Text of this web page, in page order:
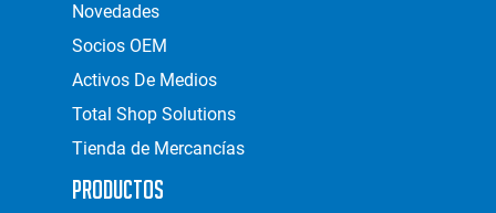
Novedades
Socios OEM
Activos De Medios
Total Shop Solutions
Tienda de Mercancías
Productos